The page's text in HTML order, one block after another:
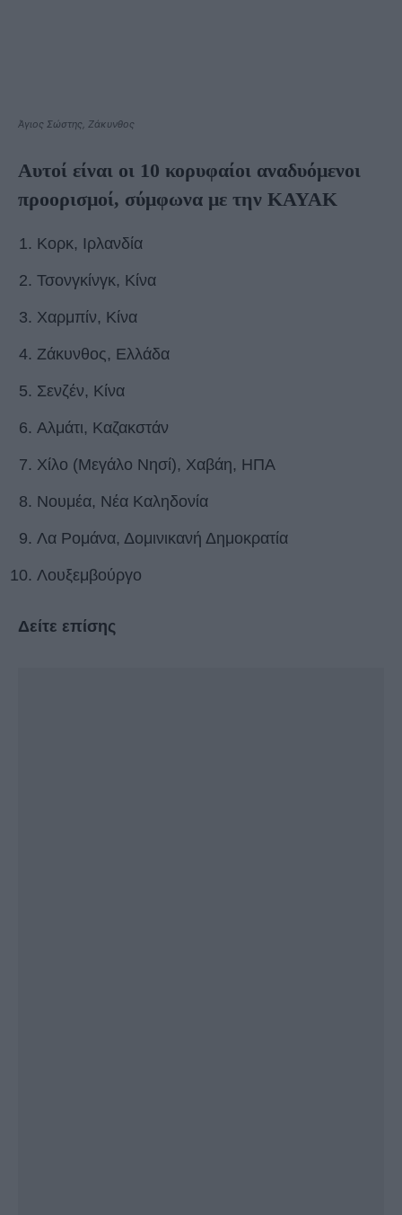
Άγιος Σώστης, Ζάκυνθος
Αυτοί είναι οι 10 κορυφαίοι αναδυόμενοι
προορισμοί, σύμφωνα με την KAYAK
Κορκ, Ιρλανδία
Τσονγκίνγκ, Κίνα
Χαρμπίν, Κίνα
Ζάκυνθος, Ελλάδα
Σενζέν, Κίνα
Αλμάτι, Καζακστάν
Χίλο (Μεγάλο Νησί), Χαβάη, ΗΠΑ
Νουμέα, Νέα Καληδονία
Λα Ρομάνα, Δομινικανή Δημοκρατία
Λουξεμβούργο
Δείτε επίσης